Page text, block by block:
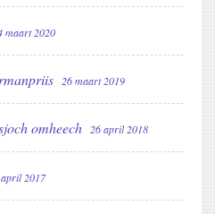
maart 2020
26 maart 2019
omheech 26 april 2018
2017